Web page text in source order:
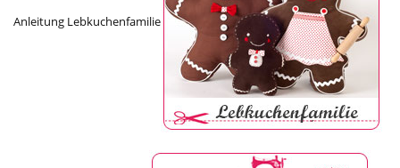
Anleitung Lebkuchenfamilie